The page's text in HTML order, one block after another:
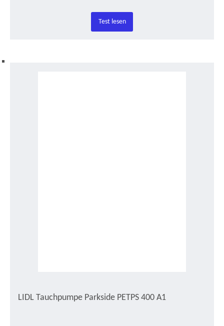
Test lesen
LIDL Tauchpumpe Parkside PETPS 400 A1